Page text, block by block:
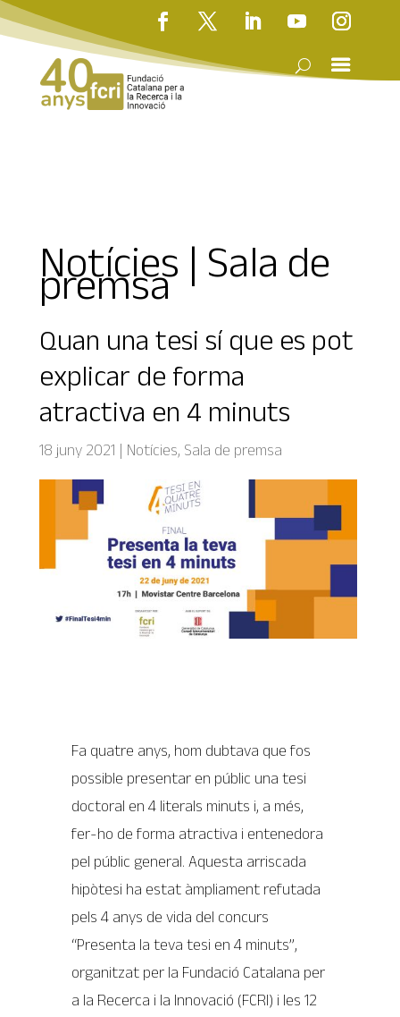
Notícies | Sala de
premsa
Quan una tesi sí que es pot
explicar de forma
atractiva en 4 minuts
18 juny 2021 Notícies, Sala de premsa
Fa quatre anys, hom dubtava que fos
possible presentar en públic una tesi
doctoral en 4 literals minuts i, a més,
fer-ho de forma atractiva i entenedora
pel públic general. Aquesta arriscada
hipòtesi ha estat àmpliament refutada
pels 4 anys de vida del concurs
“Presenta la teva tesi en 4 minuts”,
organitzat per la Fundació Catalana per
a la Recerca i la Innovació (FCRI) i les 12